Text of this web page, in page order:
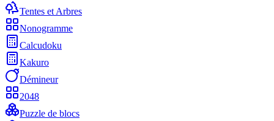
Tentes et Arbres
Nonogramme
Calcudoku
Kakuro
Démineur
2048
Puzzle de blocs